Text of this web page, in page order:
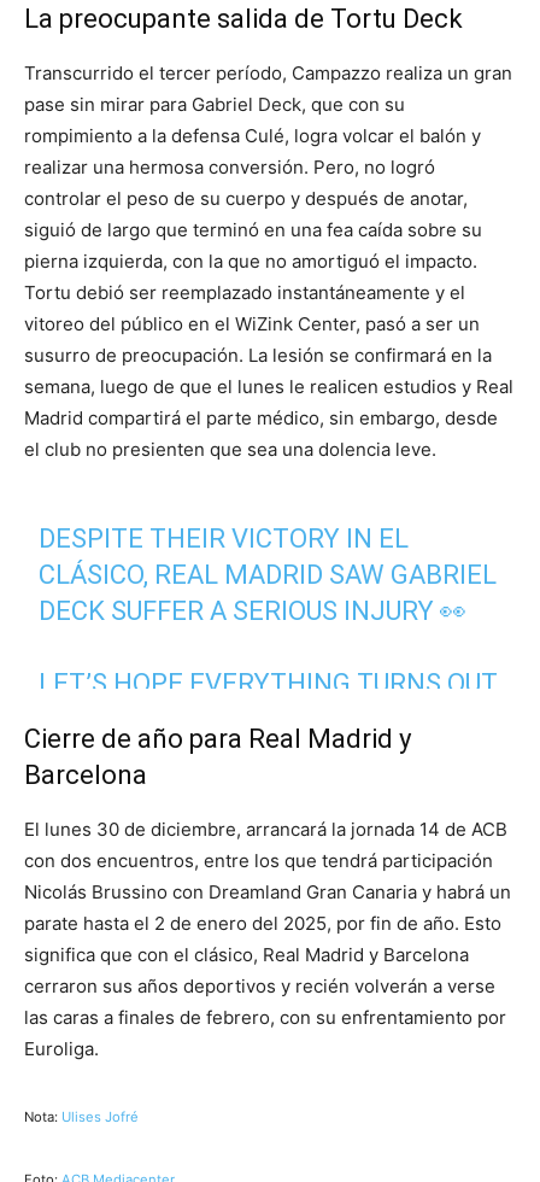
La preocupante salida de Tortu Deck
Transcurrido el tercer período, Campazzo realiza un gran
pase sin mirar para Gabriel Deck, que con su
rompimiento a la defensa Culé, logra volcar el balón y
realizar una hermosa conversión. Pero, no logró
controlar el peso de su cuerpo y después de anotar,
siguió de largo que terminó en una fea caída sobre su
pierna izquierda, con la que no amortiguó el impacto.
Tortu debió ser reemplazado instantáneamente y el
vitoreo del público en el WiZink Center, pasó a ser un
susurro de preocupación. La lesión se confirmará en la
semana, luego de que el lunes le realicen estudios y Real
Madrid compartirá el parte médico, sin embargo, desde
el club no presienten que sea una dolencia leve.
DESPITE THEIR VICTORY IN EL
CLÁSICO, REAL MADRID SAW GABRIEL
DECK SUFFER A SERIOUS INJURY 👀
LET’S HOPE EVERYTHING TURNS OUT
#REALMADRID #REAL #BARCELONA
#BARCA
#EUROLEAGUE #BASKETBALL
PIC.TWITTER.COM/SBS0SQA1CG
— hoopsforthought.gr (@hoopsfthoughtgr)December
29, 2024
Cierre de año para Real Madrid y
Barcelona
El lunes 30 de diciembre, arrancará la jornada 14 de ACB
con dos encuentros, entre los que tendrá participación
Nicolás Brussino con Dreamland Gran Canaria y habrá un
parate hasta el 2 de enero del 2025, por fin de año. Esto
significa que con el clásico, Real Madrid y Barcelona
cerraron sus años deportivos y recién volverán a verse
las caras a finales de febrero, con su enfrentamiento por
Euroliga.
Nota: Ulises Jofré